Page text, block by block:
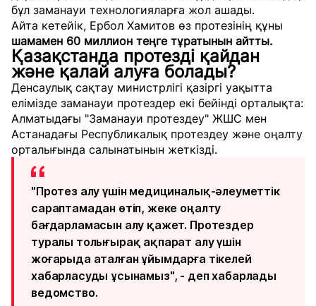
бұл заманауи технологияларға жол ашады.
Айта кетейік, Ербол Хамитов өз протезінің құны
шамамен 60 миллион теңге тұратынын айтты.
Қазақстанда протезді қайдан
және қалай алуға болады?
Денсаулық сақтау министрлігі қазіргі уақытта
елімізде заманауи протездер екі бейінді орталықта:
Алматыдағы "Заманауи протездеу" ЖШС мен
Астанадағы Республикалық протездеу және оңалту
орталығында салынатынын жеткізді.
"Протез алу үшін медициналық-әлеуметтік
сараптамадан өтіп, жеке оңалту
бағдарламасын алу қажет. Протездер
туралы толығырақ ақпарат алу үшін
жоғарыда аталған ұйымдарға тікелей
хабарласуды ұсынамыз", - деп хабарлады
ведомство.